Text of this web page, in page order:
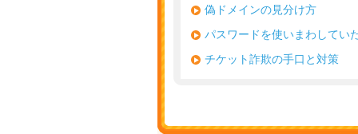
偽ドメインの見分け方
パスワードを使いまわしてい
チケット詐欺の手口と対策